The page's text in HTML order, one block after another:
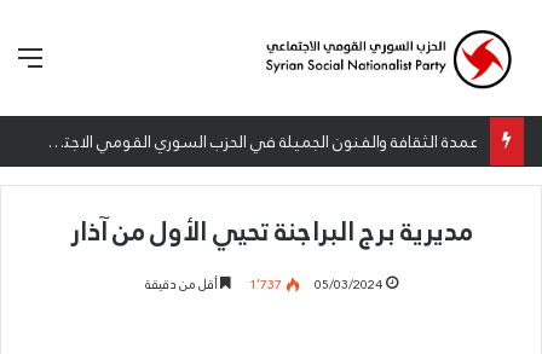
عمدة الثقافة والفنون الجميلة في الحزب السوري القومي الاجتماعي تعلن نتائج الدورة الخامسة من جائزة أنطون سعاده الأدبية
مديرية برج البراجنة تحيي الأول من آذار
05/03/2024 1٬737 أقل من دقيقة